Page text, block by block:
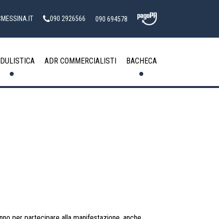
090 2926566 090 694578
ADR COMMERCIALISTI BACHECA